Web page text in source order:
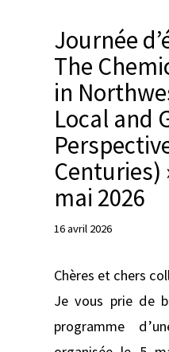
Journée
The
in
Local and
Centuries)
mai 2026
16 avril 2026
Chères et chers
Je vous prie de
programme